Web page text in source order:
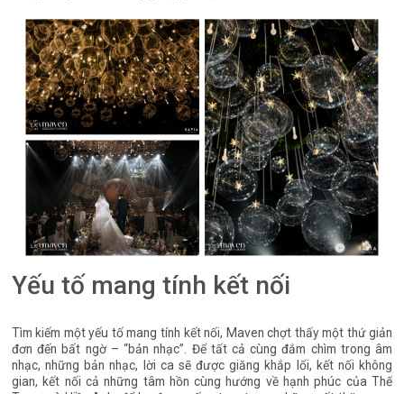
Yếu tố mang tính kết nối
Tìm kiếm một yếu tố mang tính kết nối, Maven chợt thấy một thứ giản
đơn đến bất ngờ – “bản nhạc”. Để tất cả cùng đắm chìm trong âm
nhạc, những bản nhạc, lời ca sẽ được giăng khắp lối, kết nối không
gian, kết nối cả những tâm hồn cùng hướng về hạnh phúc của Thế